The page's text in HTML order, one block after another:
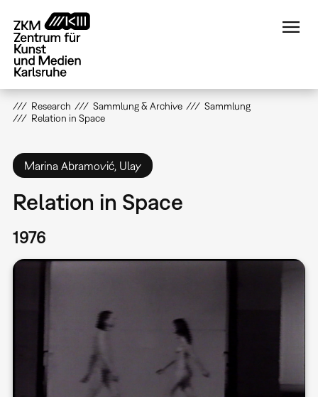
zum
Inhalt
Research Sammlung & Archive
Sammlung
Relation in Space
Marina Abramović, Ulay
Relation in Space
1976